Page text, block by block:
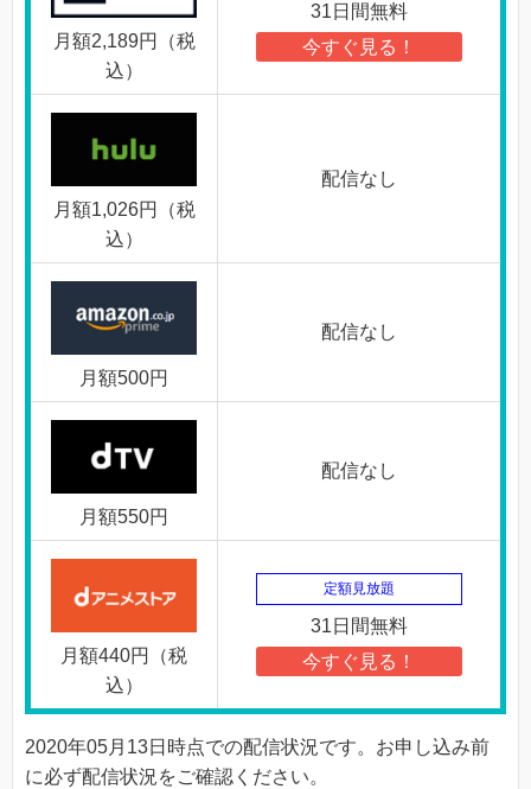
月額2,189円（税
込）
31日間無料
今すぐ見る！
月額1,026円（税
込）
配信なし
月額500円
配信なし
月額550円
配信なし
月額440円（税
込）
定額見放題
31日間無料
今すぐ見る！
2020年05月13日時点での配信状況です。お申し込み前
に必ず配信状況をご確認ください。